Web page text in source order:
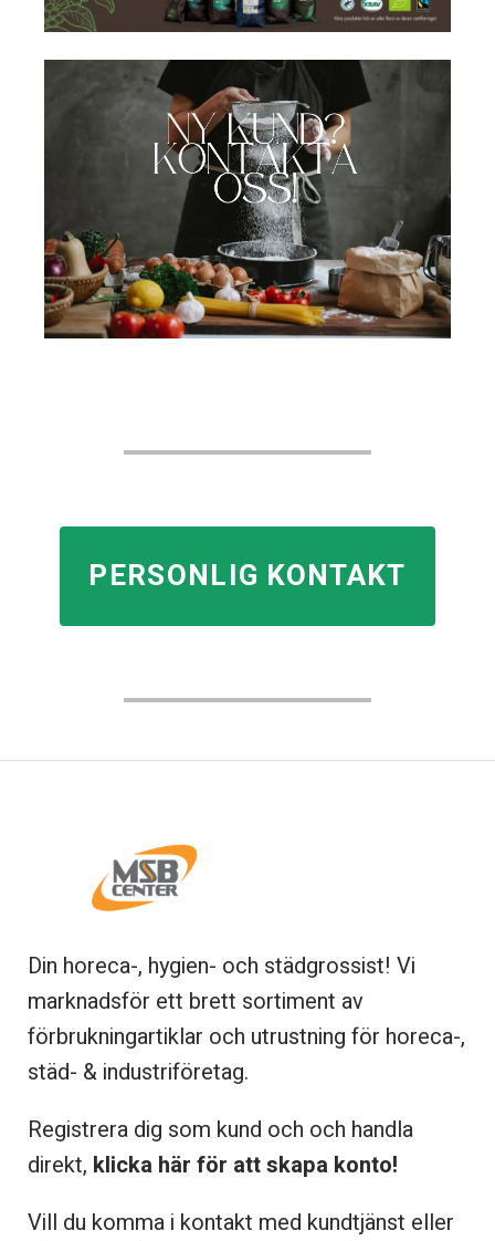
PERSONLIG KONTAKT
Din horeca-, hygien- och städgrossist! Vi
marknadsför ett brett sortiment av
förbrukningartiklar och utrustning för horeca-,
städ- & industriföretag.
Registrera dig som kund och och handla
direkt, klicka här för att skapa konto!
Vill du komma i kontakt med kundtjänst eller